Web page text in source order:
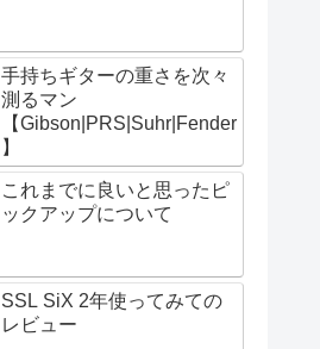
手持ちギターの重さを次々
測るマン
【Gibson|PRS|Suhr|Fender
】
これまでに良いと思ったピ
ックアップについて
SSL SiX 2年使ってみての
レビュー